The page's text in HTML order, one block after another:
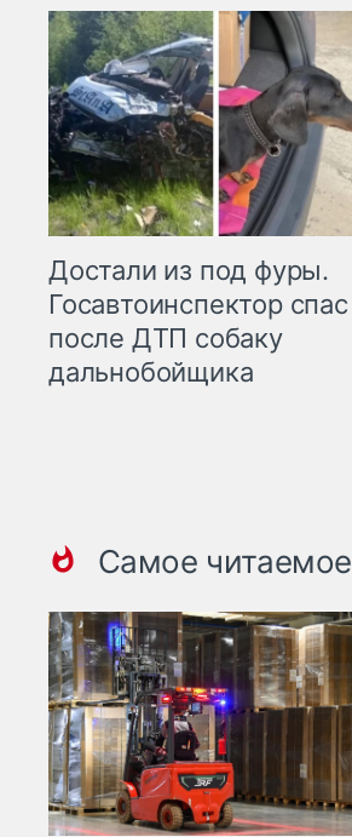
Достали из под фуры.
Госавтоинспектор спас
после ДТП собаку
дальнобойщика
Самое читаемое